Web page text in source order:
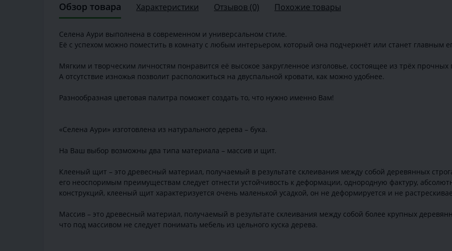
Обзор товара Характеристики Отзывов (0) Похожие товары
Селена Аури выполнена в современном и универсальном стиле.
Её с успехом можно поместить в комнату с любым интерьером, который она подчеркнёт или станет главным
Мягким и творческим личностям понравится её высокое закругленное изголовье, состоящее из трёх прочных
А отсутствие изножья позволит расположиться на двуспальной кровати, как можно удобнее.
Разнообразная цветовая палитра поможет создать то, что нужно именно Вам!
«Селена Аури» изготовлена из натурального дерева – бука.
На Ваш выбор возможны два типа материала – массив и щит.
Клееный щит – это древесный материал, получаемый в результате склеивания между собой деревянных
его неоспоримым преимуществам следует отнести устойчивость к деформации, однородную фактуру,
конструкций, клееный щит характеризуется очень маленькой усадкой, он не деформируется и не
Массив – это древесный материал, получаемый в результате склеивания между собой более крупных
что под массивом не следует понимать мебель из цельного куска дерева.